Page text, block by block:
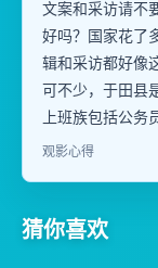
文案和采访请不
好吗？国家花了
辑和采访都好像
可不少，于田县
上班族包括公务
观影心得
猜你喜欢